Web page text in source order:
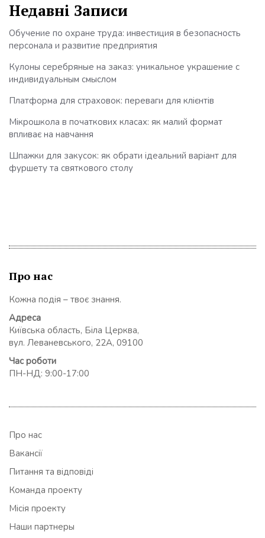
Недавні Записи
Обучение по охране труда: инвестиция в безопасность
персонала и развитие предприятия
Кулоны серебряные на заказ: уникальное украшение с
индивидуальным смыслом
Платформа для страховок: переваги для клієнтів
Мікрошкола в початкових класах: як малий формат
впливає на навчання
Шпажки для закусок: як обрати ідеальний варіант для
фуршету та святкового столу
Про нас
Кожна подія – твоє знання.
Адреса
Київська область, Біла Церква,
вул. Леваневського, 22А, 09100
Час роботи
ПН-НД: 9:00-17:00
Про нас
Вакансії
Питання та відповіді
Команда проекту
Місія проекту
Наши партнеры